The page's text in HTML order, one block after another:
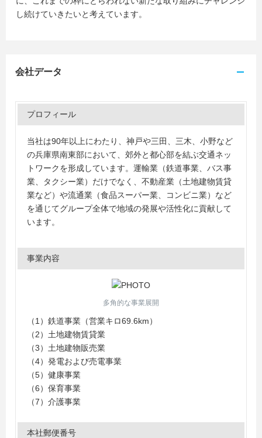
し続けていきたいと考えています。
会社データ
プロフィール
当社は90年以上にわたり、神戸や三田、三木、小野など
の兵庫県南東部において、郊外と都心部を結ぶ交通ネッ
トワークを形成しています。運輸業（鉄道事業、バス事
業、タクシー業）だけでなく、不動産業（土地建物賃貸
業など）や流通業（食品スーパー業、コンビニ業）など
を通じてグループ全体で地域の発展や活性化に貢献して
います。
事業内容
多角的な事業展開
（1）鉄道事業（営業キロ69.6km）
（2）土地建物賃貸業
（3）土地建物販売業
（4）発電および売電事業
（5）健康事業
（6）保育事業
（7）介護事業
本社郵便番号